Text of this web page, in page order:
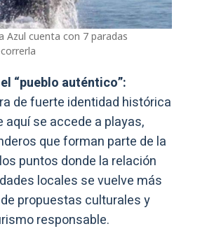
Azul cuenta con 7 paradas
“pueblo auténtico”:
de fuerte identidad histórica
aquí se accede a playas,
que forman parte de la
puntos donde la relación
locales se vuelve más
propuestas culturales y
responsable.